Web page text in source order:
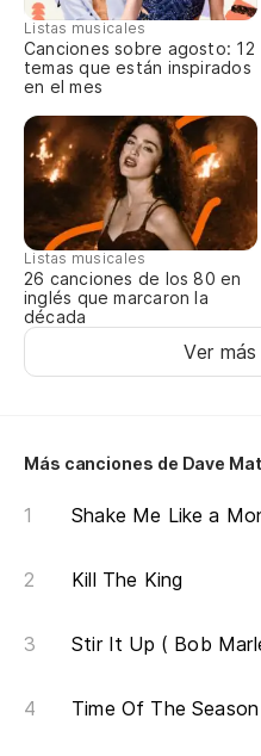
Listas musicales
Canciones sobre agosto: 12
temas que están inspirados
en el mes
Listas musicales
26 canciones de los 80 en
inglés que marcaron la
década
Ver
Más canciones de Dave
Shake Me Like a
Kill The King
Stir It Up ( Bob
Time Of The Season